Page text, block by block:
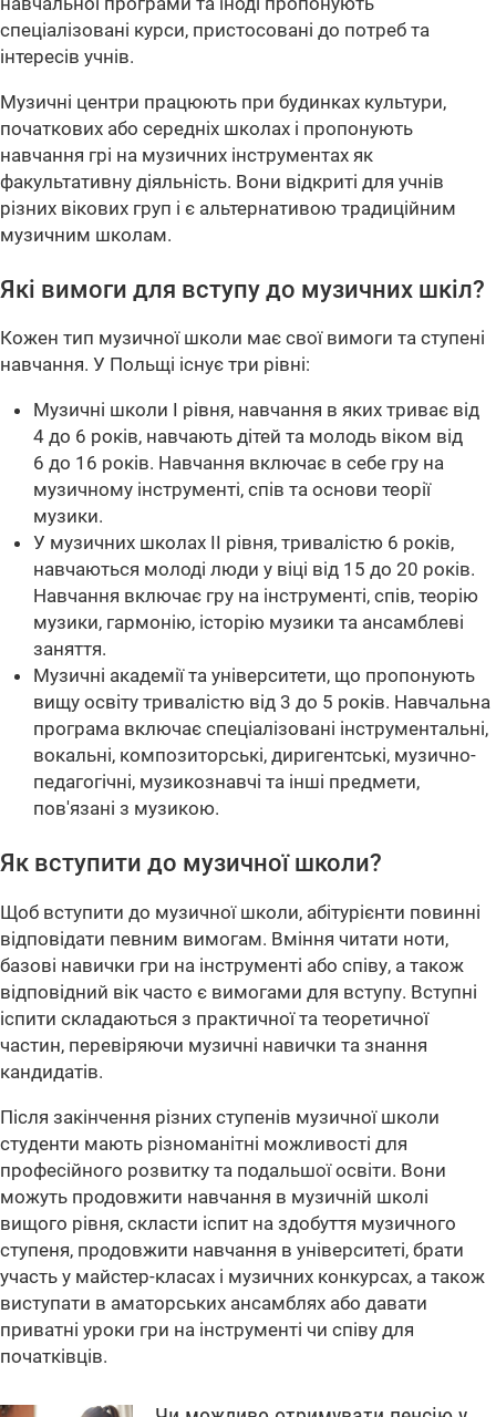
спеціалізовані курси, пристосовані до потреб та
інтересів учнів.
Музичні центри працюють при будинках культури,
початкових або середніх школах і пропонують
навчання грі на музичних інструментах як
факультативну діяльність. Вони відкриті для учнів
різних вікових груп і є альтернативою традиційним
музичним школам.
Які вимоги для вступу до музичних шкіл?
Кожен тип музичної школи має свої вимоги та ступені
навчання. У Польщі існує три рівні:
Музичні школи I рівня, навчання в яких триває від
4 до 6 років, навчають дітей та молодь віком від
6 до 16 років. Навчання включає в себе гру на
музичному інструменті, спів та основи теорії
музики.
У музичних школах II рівня, тривалістю 6 років,
навчаються молоді люди у віці від 15 до 20 років.
Навчання включає гру на інструменті, спів, теорію
музики, гармонію, історію музики та ансамблеві
заняття.
Музичні академії та університети, що пропонують
вищу освіту тривалістю від 3 до 5 років. Навчальна
програма включає спеціалізовані інструментальні,
вокальні, композиторські, диригентські, музично-
педагогічні, музикознавчі та інші предмети,
пов'язані з музикою.
Як вступити до музичної школи?
Щоб вступити до музичної школи, абітурієнти повинні
відповідати певним вимогам. Вміння читати ноти,
базові навички гри на інструменті або співу, а також
відповідний вік часто є вимогами для вступу. Вступні
іспити складаються з практичної та теоретичної
частин, перевіряючи музичні навички та знання
кандидатів.
Після закінчення різних ступенів музичної школи
студенти мають різноманітні можливості для
професійного розвитку та подальшої освіти. Вони
можуть продовжити навчання в музичній школі
вищого рівня, скласти іспит на здобуття музичного
ступеня, продовжити навчання в університеті, брати
участь у майстер-класах і музичних конкурсах, а також
виступати в аматорських ансамблях або давати
приватні уроки гри на інструменті чи співу для
початківців.